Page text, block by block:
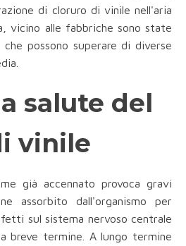
di cloruro di vinile nell'aria
vicino alle fabbriche sono state
possono superare di diverse
salute del
vinile
già accennato provoca gravi
assorbito dall'organismo per
sul sistema nervoso centrale
breve termine. A lungo termine